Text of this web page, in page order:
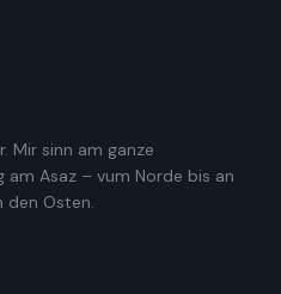
Mir sinn am ganze
Asaz – vum Norde bis an
den Osten.